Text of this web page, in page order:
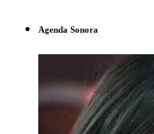
Agenda Sonora